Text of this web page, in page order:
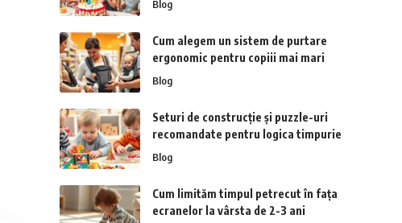
Blog
Cum alegem un sistem de purtare
ergonomic pentru copiii mai mari
Blog
Seturi de construcție și puzzle-uri
recomandate pentru logica timpurie
Blog
Cum limităm timpul petrecut în fața
ecranelor la vârsta de 2-3 ani